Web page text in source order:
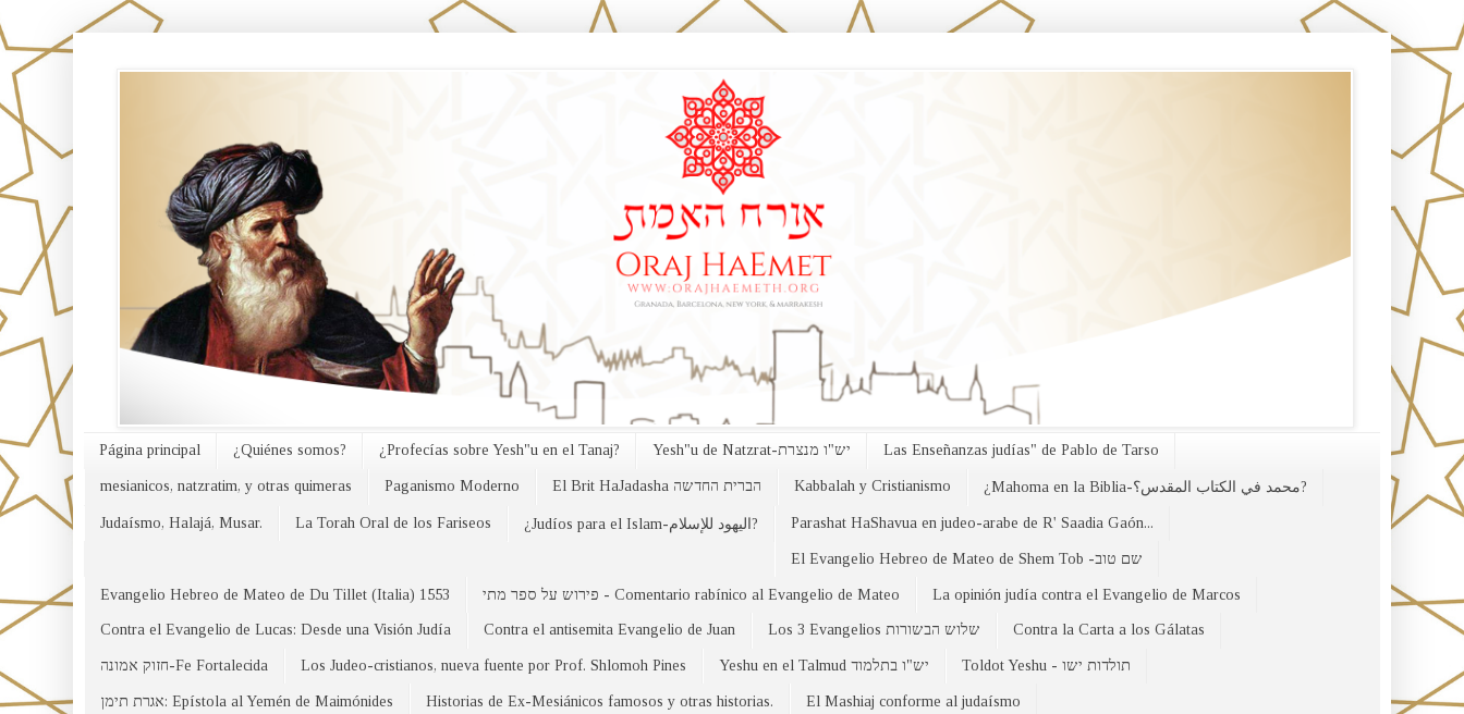
Página principal ¿Quiénes somos? ¿Profecías sobre Yesh"u en el Tanaj? Yesh"u de Natzrat-יש"ו מנצרת Las Enseñanzas judías" de Pablo de Tarso
mesianicos, natzratim, y otras quimeras Paganismo Moderno El Brit HaJadasha הברית החדשה Kabbalah y Cristianismo ¿Mahoma en la Biblia-محمد في الكتاب المقدس؟?
Judaísmo, Halajá, Musar. La Torah Oral de los Fariseos ¿Judíos para el Islam-اليهود للإسلام? Parashat HaShavua en judeo-arabe de R' Saadia Gaón...
El Evangelio Hebreo de Mateo de Shem Tob -שם טוב
Evangelio Hebreo de Mateo de Du Tillet (Italia) 1553 פירוש על ספר מתי - Comentario rabínico al Evangelio de Mateo La opinión judía contra el Evangelio de Marcos
Contra el Evangelio de Lucas: Desde una Visión Judía Contra el antisemita Evangelio de Juan Los 3 Evangelios שלוש הבשורות Contra la Carta a los Gálatas
חזוק אמונה-Fe Fortalecida Los Judeo-cristianos, nueva fuente por Prof. Shlomoh Pines Yeshu en el Talmud יש"ו בתלמוד Toldot Yeshu - תולדות ישו
אגרת תימן: Epístola al Yemén de Maimónides Historias de Ex-Mesiánicos famosos y otras historias. El Mashiaj conforme al judaísmo